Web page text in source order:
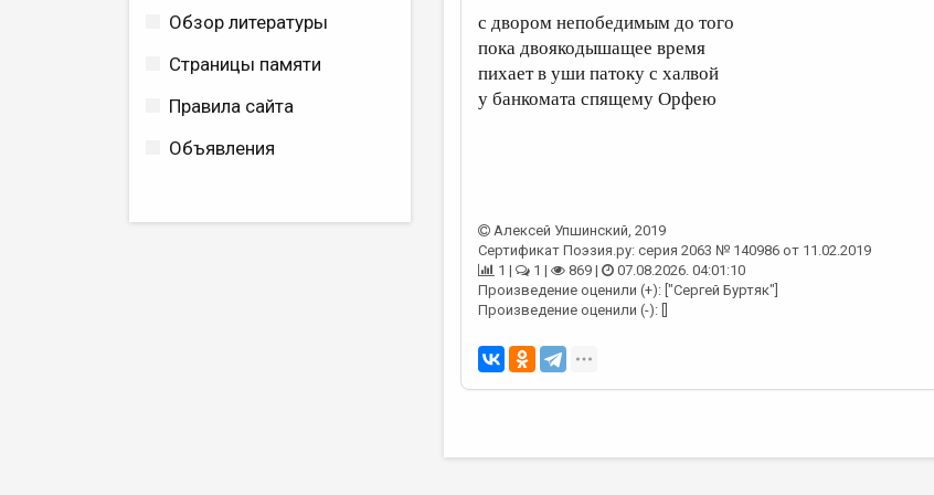
Обзор литературы
Страницы памяти
Правила сайта
Объявления
с двором непобедимым до того
пока двоякодышащее время
пихает в уши патоку с халвой
у банкомата спящему Орфею
Алексей Упшинский, 2019
Сертификат Поэзия.ру: серия 2063 № 140986 от 11.02.2019
1 |
1 | 869 |
07.08.2026. 04:01:10
Произведение оценили (+): ["Сергей Буртяк"]
Произведение оценили (-): []